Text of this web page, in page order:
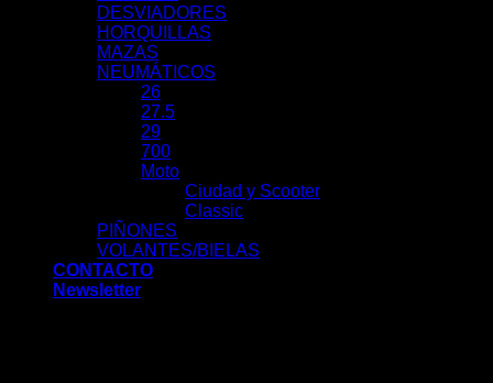
DESVIADORES
HORQUILLAS
MAZAS
NEUMÁTICOS
26
27.5
29
700
Moto
Ciudad y Scooter
Classic
PIÑONES
VOLANTES/BIELAS
CONTACTO
Newsletter